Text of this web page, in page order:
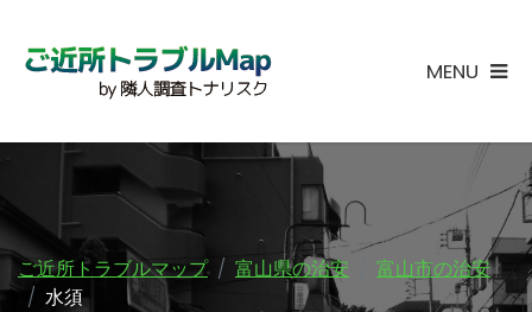
MENU
ご近所トラブルマップ 富山県の治安
富山市の治安
水須